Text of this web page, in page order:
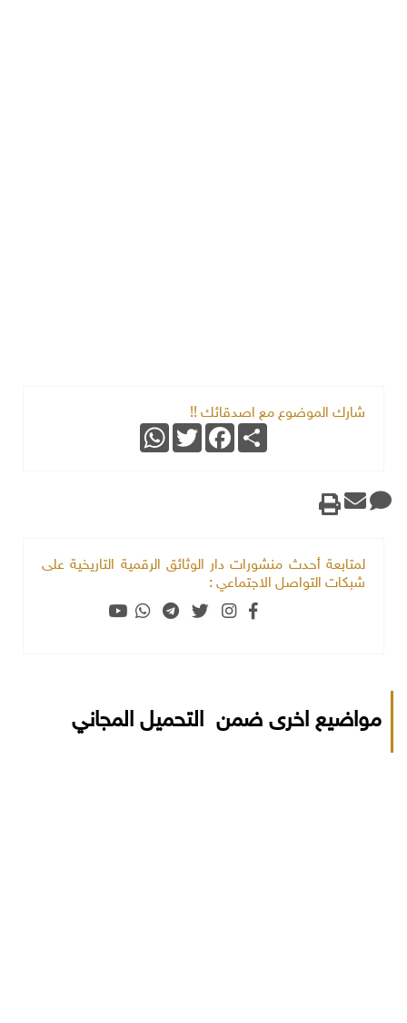
شارك الموضوع مع اصدقائك !!
Share
Facebook
Twitter
WhatsApp
لمتابعة أحدث منشورات دار الوثائق الرقمية التاريخية على
شبكات التواصل الاجتماعي :
مواضيع اخرى ضمن التحميل المجاني